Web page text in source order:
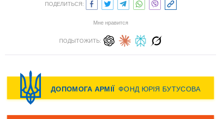
ПОДЕЛИТЬСЯ:
Мне нравится
ПОДЫТОЖИТЬ: